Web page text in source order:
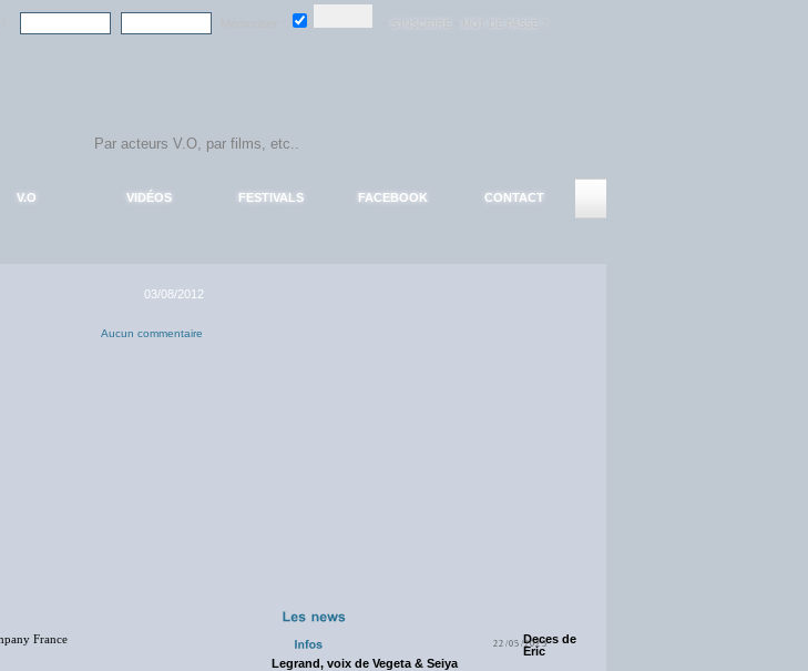
V.O VIDÉOS FESTIVALS FACEBOOK CONTACT
03/08/2012
Aucun commentaire
France
22/05/2025Deces de
Eric
Legrand, voix de Vegeta & Seiya